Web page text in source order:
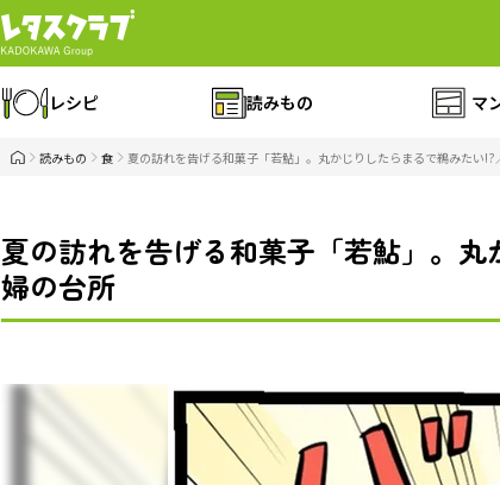
レシピ 読みもの マ
読みもの 食 夏の訪れを告げる和菓子「若鮎」。丸かじりしたらまるで鵜みたい
夏の訪れを告げる和菓子「若鮎」。
婦の台所